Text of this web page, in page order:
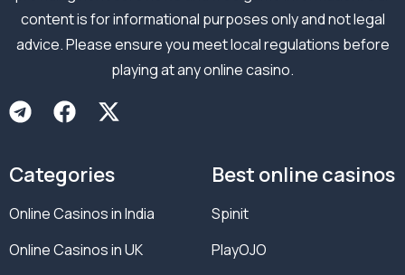
content is for informational purposes only and not legal
advice. Please ensure you meet local regulations before
playing at any online casino.
Categories
Online Casinos in India
Online Casinos in UK
Best online casinos
Spinit
PlayOJO